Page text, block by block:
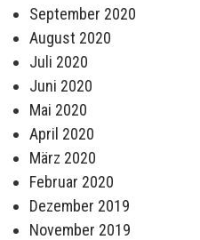
September 2020
August 2020
Juli 2020
Juni 2020
Mai 2020
April 2020
März 2020
Februar 2020
Dezember 2019
November 2019